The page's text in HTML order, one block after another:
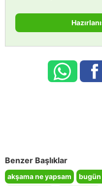
Benzer Başlıklar
akşama ne yapsam bugün